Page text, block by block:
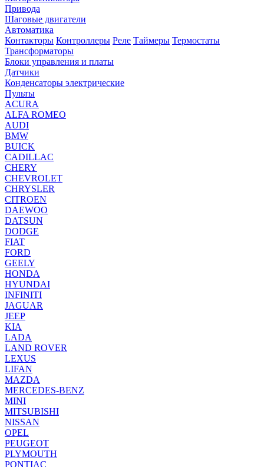
Привода
Шаговые двигатели
Автоматика
Контакторы Контроллеры Реле Таймеры Термостаты
Трансформаторы
Блоки управления и платы
Датчики
Конденсаторы электрические
Пульты
ACURA
ALFA ROMEO
AUDI
BMW
BUICK
CADILLAC
CHERY
CHEVROLET
CHRYSLER
CITROEN
DAEWOO
DATSUN
DODGE
FIAT
FORD
GEELY
HONDA
HYUNDAI
INFINITI
JAGUAR
JEEP
KIA
LADA
LAND ROVER
LEXUS
LIFAN
MAZDA
MERCEDES-BENZ
MINI
MITSUBISHI
NISSAN
OPEL
PEUGEOT
PLYMOUTH
PONTIAC